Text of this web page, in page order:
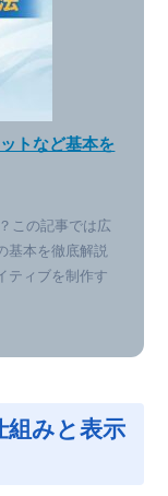
トなど基本を
この記事では広
基本を徹底解説
ティブを制作す
組みと表示